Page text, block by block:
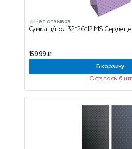
Нет отзывов
Сумка п/под 32*26*12 MS Сердеце
159.99 ₽
В корзину
Осталось 6 шт